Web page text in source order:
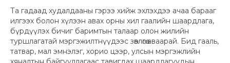
Та гадаад худалдааны гэрээ хийж эхлэхдээ ачаа барааг
илгээх болон хүлээн авах орны хил гаалийн шаардлага,
бүрдүүлэх бичиг баримтын талаар олон жилийн
туршлагатай мэргэжилтнүүдээс зөвлөгөө аваарай. Бид гааль,
татвар, мал эмнэлэг, хорио цээр, улсын мэргэжлийн